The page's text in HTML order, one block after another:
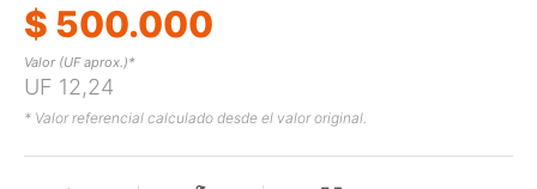
$ 500.000
Valor (UF aprox.)*
UF 12,24
* Valor referencial calculado desde el valor original.